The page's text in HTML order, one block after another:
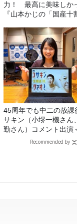
力！ 最高に美味しか
『山本かじの「国産十
種食べ比べ】
45周年でも中二の放課
サキン（小堺一機さん
勤さん）コメント出演
ラジオ番組審議会から
Recommended by